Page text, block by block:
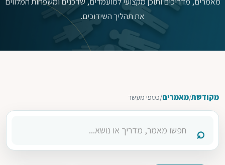
את תהליך השידוכים.
מקודשת/מאמרים/כספי מעשר